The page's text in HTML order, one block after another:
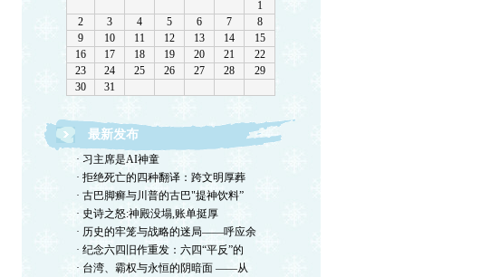
最新发布
· 习主席是AI神童
· 拒绝死亡的四种翻译：跨文明厚葬
· 古巴脚癣与川普的古巴"提神饮料”
· 史诗之怒:神殿没塌,账单挺厚
· 历史的牢笼与战略的迷局——呼应余
· 纪念六四旧作重发：六四“平反”的
· 台湾、霸权与永恒的阴暗面 ——从